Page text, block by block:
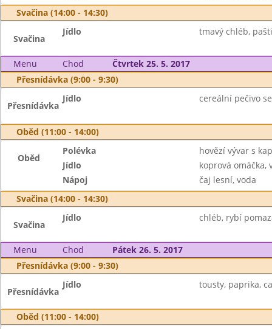
Svačina (14:00 - 14:30)
Svačina
Jídlo tmavý chléb,
Menu Chod
Čtvrtek 25. 5. 2017
Přesnídávka (9:00 - 9:30)
Přesnídávka
Jídlo cereální pečivo
Oběd (11:00 - 14:00)
Oběd
Polévka
hovězí vývar s
Jídlo
koprová omáčka,
Nápoj
čaj lesní, voda
Svačina (14:00 - 14:30)
Svačina
Jídlo chléb, rybí
Menu Chod
Pátek 26. 5. 2017
Přesnídávka (9:00 - 9:30)
Přesnídávka
Jídlo tousty, paprika,
Oběd (11:00 - 14:00)